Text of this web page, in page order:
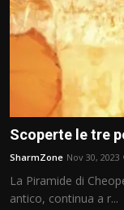
Scoperte le tre
SharmZone Nov 30, 2023
La Piramide di
antico, continua a r...